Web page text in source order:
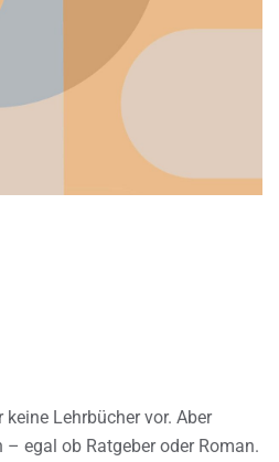
Lehrbücher vor. Aber
egal ob Ratgeber oder Roman.